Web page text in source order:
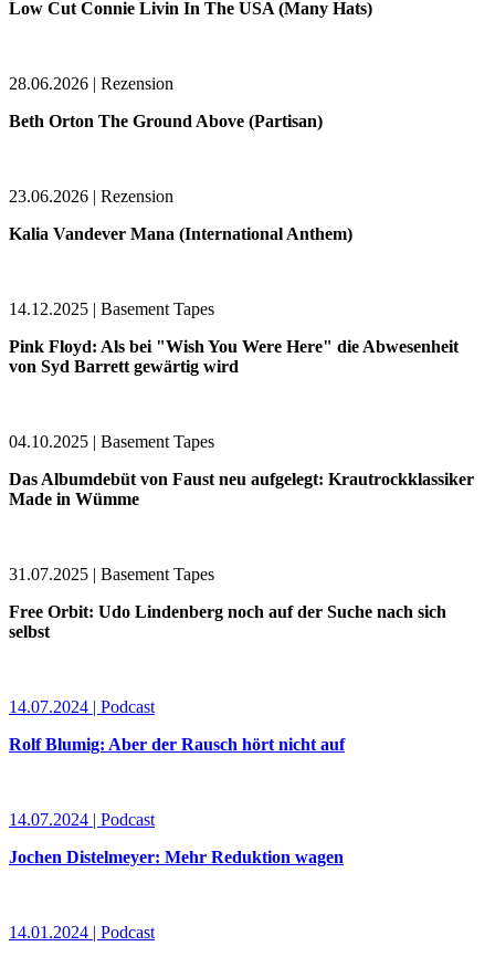
Low Cut Connie Livin In The USA (Many Hats)
28.06.2026 | Rezension
Beth Orton The Ground Above (Partisan)
23.06.2026 | Rezension
Kalia Vandever Mana (International Anthem)
14.12.2025 | Basement Tapes
Pink Floyd: Als bei "Wish You Were Here" die Abwesenheit
von Syd Barrett gewärtig wird
04.10.2025 | Basement Tapes
Das Albumdebüt von Faust neu aufgelegt: Krautrockklassiker
Made in Wümme
31.07.2025 | Basement Tapes
Free Orbit: Udo Lindenberg noch auf der Suche nach sich
selbst
14.07.2024 | Podcast
Rolf Blumig: Aber der Rausch hört nicht auf
14.07.2024 | Podcast
Jochen Distelmeyer: Mehr Reduktion wagen
14.01.2024 | Podcast